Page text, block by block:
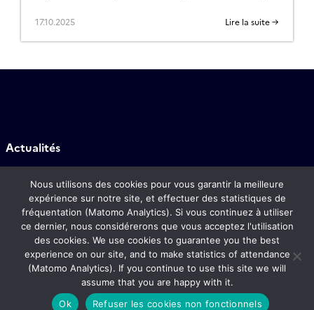
gases Research InfraStructure) est une
support des recherches sur […]
17.10.2025 Lire la suite →
Actualités
Contact
CORE ACTRIS-FR
FAQ
Mentions légales
Nous utilisons des cookies pour vous garantir la meilleure
expérience sur notre site, et effectuer des statistiques de
fréquentation (Matomo Analytics). Si vous continuez à utiliser
ce dernier, nous considérerons que vous acceptez l'utilisation
des cookies. We use cookies to guarantee you the best
experience on our site, and to make statistics of attendance
(Matomo Analytics). If you continue to use this site we will
assume that you are happy with it.
Ok
Refuser les cookies non fonctionnels